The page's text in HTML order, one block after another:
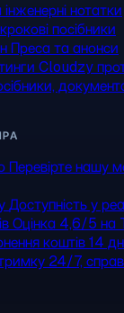
нотатки
посібники
Преса та анонси
Cloudzy
Перевірте нашу
Доступність у
Оцінка 4,6/5
коштів14
24/7,